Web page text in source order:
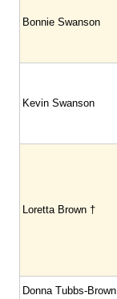
Bonnie Swanson
Kevin Swanson
Loretta Brown †
Donna Tubbs-Brown